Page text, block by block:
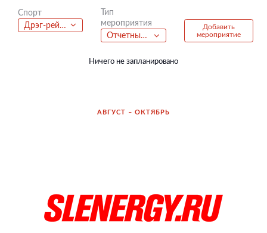
Спорт
Дрэг-рейсинг
Тип
мероприятия
Отчетный концерт
Добавить
мероприятие
Ничего не запланировано
АВГУСТ – ОКТЯБРЬ